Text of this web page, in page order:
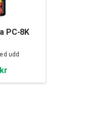
PC-8K
udd